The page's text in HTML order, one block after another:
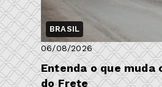
BRASIL
06/08/2026
Entenda o que muda
do Frete